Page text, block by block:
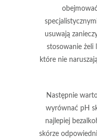
usuwają
stosowanie żeli
które nie
Następnie
wyrównać pH
najlepiej
skórze